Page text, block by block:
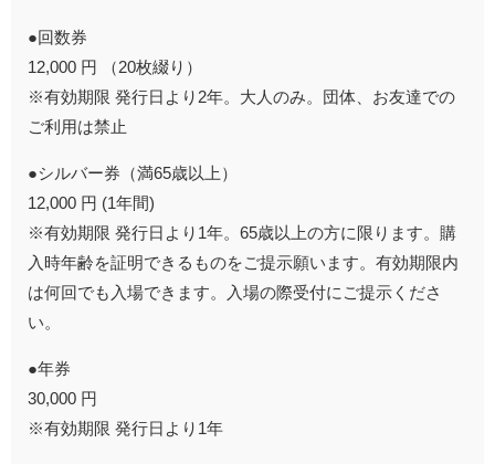
●回数券
12,000 円 （20枚綴り）
※有効期限 発行日より2年。大人のみ。団体、お友達での
ご利用は禁止
●シルバー券（満65歳以上）
12,000 円 (1年間)
※有効期限 発行日より1年。65歳以上の方に限ります。購
入時年齢を証明できるものをご提示願います。有効期限内
は何回でも入場できます。入場の際受付にご提示くださ
い。
●年券
30,000 円
※有効期限 発行日より1年